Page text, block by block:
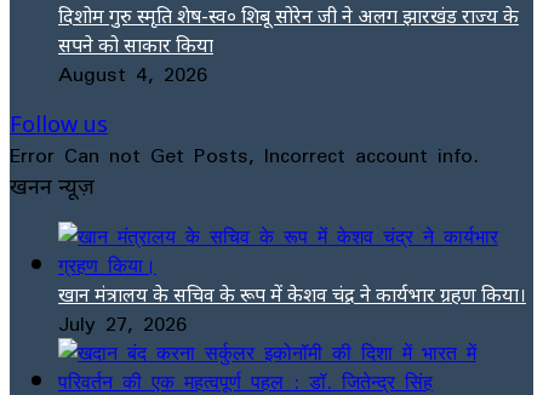
दिशोम गुरु स्मृति शेष-स्व० शिबू सोरेन जी ने अलग झारखंड राज्य के
सपने को साकार किया
August 4, 2026
Follow us
Error Can not Get Posts, Incorrect account info.
खनन न्यूज़
खान मंत्रालय के सचिव के रूप में केशव चंद्र ने कार्यभार ग्रहण किया।
July 27, 2026